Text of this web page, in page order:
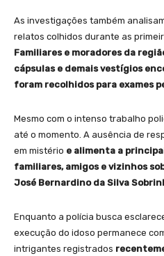
As investigações também
relatos colhidos durante as
Familiares e moradores da
cápsulas e demais vestígios
foram recolhidos para exames
Mesmo com o intenso trabalho
até o momento. A ausência de
em mistério e alimenta a
familiares, amigos e vizinhos
José Bernardino da Silva
Enquanto a polícia busca
execução do idoso permanece
intrigantes registrados